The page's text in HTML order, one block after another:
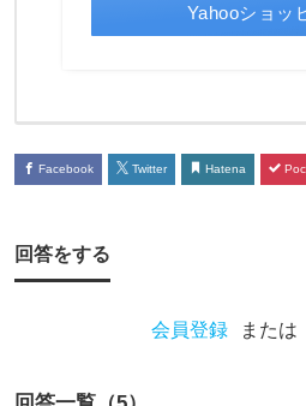
ー
ル
で
テ
ラ
Yahooショッ
Facebook Twitter Hatena
回答をする
会員登録 または